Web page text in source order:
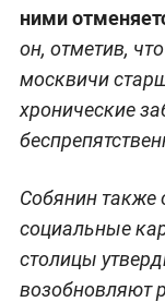
ними
он, отметив,
москвичи
хронические
Собянин также
социальные
столицы
возобновляют